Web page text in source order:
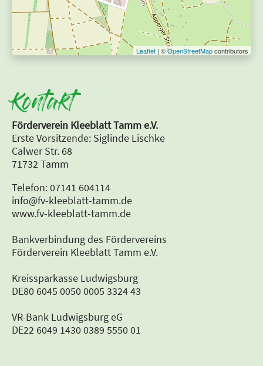
Leaflet | ©OpenStreetMapcontributors
Kontakt
Förderverein Kleeblatt Tamm e.V.
Erste Vorsitzende: Siglinde Lischke
Calwer Str. 68
71732 Tamm
Telefon: 07141 604114
info@fv-kleeblatt-tamm.de
www.fv-kleeblatt-tamm.de
Bankverbindung des Fördervereins
Förderverein Kleeblatt Tamm e.V.
Kreissparkasse Ludwigsburg
DE80 6045 0050 0005 3324 43
VR-Bank Ludwigsburg eG
DE22 6049 1430 0389 5550 01